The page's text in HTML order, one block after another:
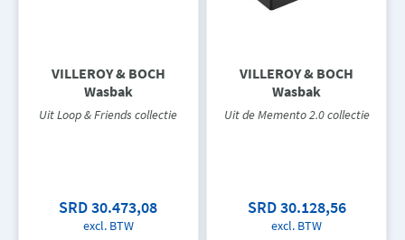
VILLEROY & BOCH
Wasbak
Uit Loop & Friends collectie
SRD 30.473,08
excl. BTW
VILLEROY & BOCH
Wasbak
Uit de Memento 2.0 collectie
SRD 30.128,56
excl. BTW